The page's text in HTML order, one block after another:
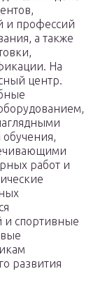
и профессий
а также
На
центр.
работ и
и спортивные
развития